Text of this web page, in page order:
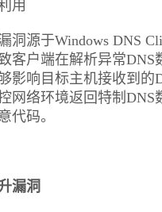
用
洞源于Windows DNS
客户端在解析异常
影响目标主机接收到的
网络环境返回特制
代码。
漏洞